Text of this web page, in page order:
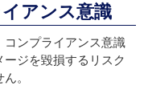
アンス意識
ンプライアンス意識
ジを毀損するリスク
。